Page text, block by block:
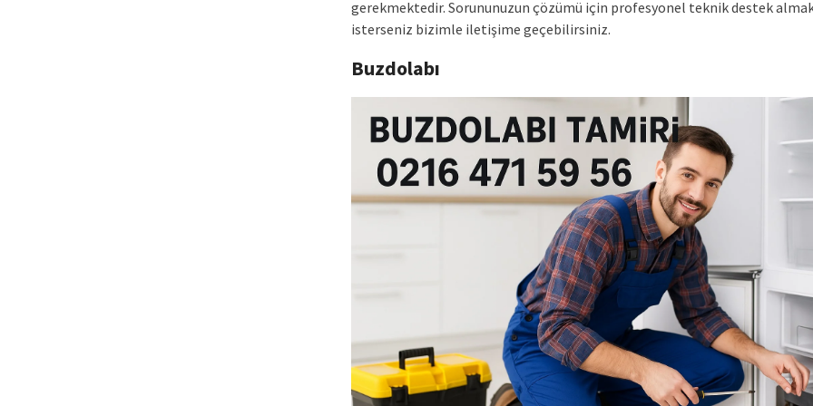
gerekmektedir. Sorununuzun çözümü için profesyonel teknik destek
isterseniz bizimle iletişime geçebilirsiniz.
Buzdolabı